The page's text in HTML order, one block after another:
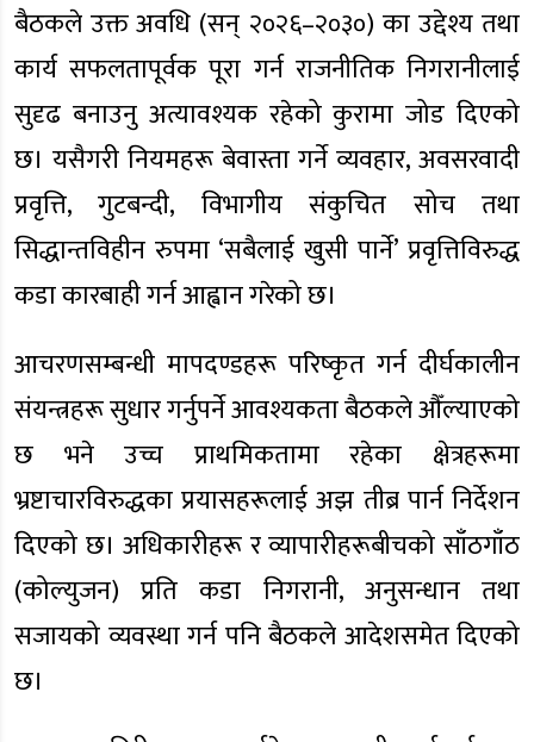
बैठकले उक्त अवधि (सन् २०२६–२०३०) का उद्देश्य तथा
कार्य सफलतापूर्वक पूरा गर्न राजनीतिक निगरानीलाई
सुदृढ बनाउनु अत्यावश्यक रहेको कुरामा जोड दिएको
छ। यसैगरी नियमहरू बेवास्ता गर्ने व्यवहार, अवसरवादी
प्रवृत्ति, गुटबन्दी, विभागीय संकुचित सोच तथा
सिद्धान्तविहीन रुपमा ‘सबैलाई खुसी पार्ने’ प्रवृत्तिविरुद्ध
कडा कारबाही गर्न आह्वान गरेको छ।
आचरणसम्बन्धी मापदण्डहरू परिष्कृत गर्न दीर्घकालीन
संयन्त्रहरू सुधार गर्नुपर्ने आवश्यकता बैठकले औँल्याएको
छ भने उच्च प्राथमिकतामा रहेका क्षेत्रहरूमा
भ्रष्टाचारविरुद्धका प्रयासहरूलाई अझ तीब्र पार्न निर्देशन
दिएको छ। अधिकारीहरू र व्यापारीहरूबीचको साँठगाँठ
(कोल्युजन) प्रति कडा निगरानी, अनुसन्धान तथा
सजायको व्यवस्था गर्न पनि बैठकले आदेशसमेत दिएको
छ।